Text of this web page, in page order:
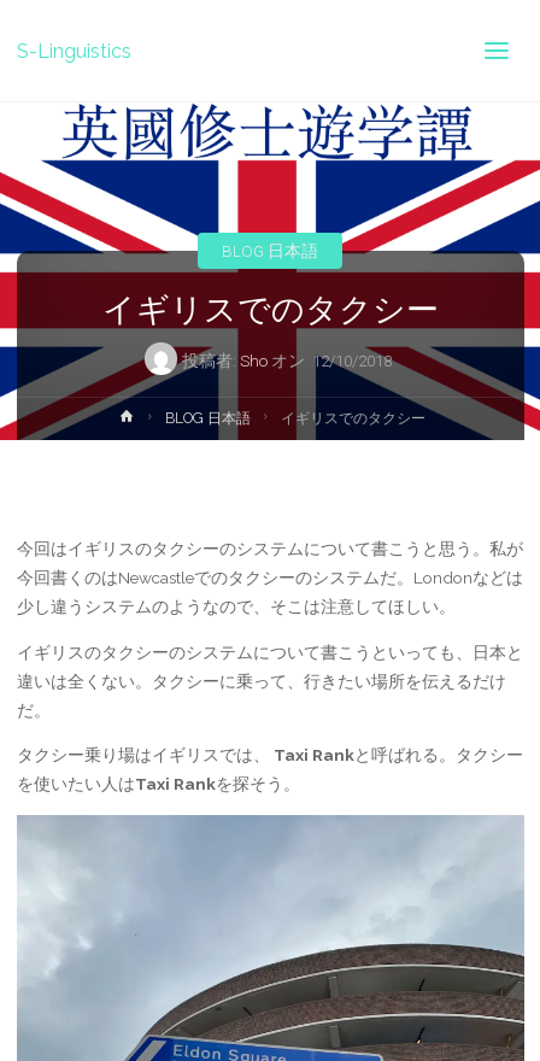
S-Linguistics
イギリスでのタクシー
投稿者: Sho オン 12/10/2018
BLOG 日本語
ホ
ー
BLOG 日本語 イギリスでのタクシー
今回はイギリスのタクシーのシステムについて書こうと思う。私が
今回書くのはNewcastleでのタクシーのシステムだ。Londonなどは
少し違うシステムのようなので、そこは注意してほしい。
イギリスのタクシーのシステムについて書こうといっても、日本と
違いは全くない。タクシーに乗って、行きたい場所を伝えるだけ
だ。
タクシー乗り場はイギリスでは、 Taxi Rankと呼ばれる。タクシー
を使いたい人はTaxi Rankを探そう。